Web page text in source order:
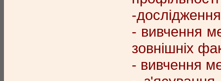
-
- вивчення
зовнішніх
- вивчення